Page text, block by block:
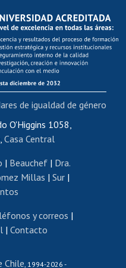
AUCAI
os
capacitación
personal
interna
renta
honorarios
blancas
os
de títulos
Movilidad Estudiantil
O'Higgins 1058,
Casa Central
| Beauchef| Dra.
Millas | Sur |
y correos |
| Contacto
Chile , 1994-2026 -
de igualdad de género